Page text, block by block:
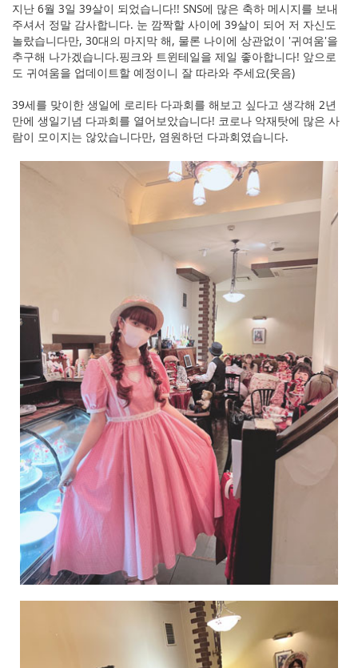
지난 6월 3일 39살이 되었습니다!! SNS에 많은 축하 메시지를 보내
주셔서 정말 감사합니다. 눈 깜짝할 사이에 39살이 되어 저 자신도
놀랐습니다만, 30대의 마지막 해, 물론 나이에 상관없이 '귀여움'을
추구해 나가겠습니다.핑크와 트윈테일을 제일 좋아합니다! 앞으로
도 귀여움을 업데이트할 예정이니 잘 따라와 주세요(웃음)
39세를 맞이한 생일에 로리타 다과회를 해보고 싶다고 생각해 2년
만에 생일기념 다과회를 열어보았습니다! 코로나 악재탓에 많은 사
람이 모이지는 않았습니다만, 염원하던 다과회였습니다.